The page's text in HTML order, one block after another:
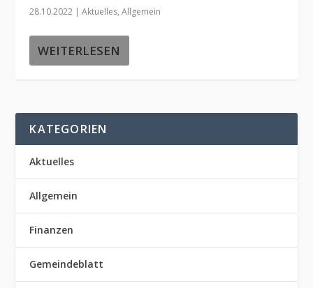
28.10.2022 |Aktuelles,Allgemein
WEITERLESEN
KATEGORIEN
Aktuelles
Allgemein
Finanzen
Gemeindeblatt